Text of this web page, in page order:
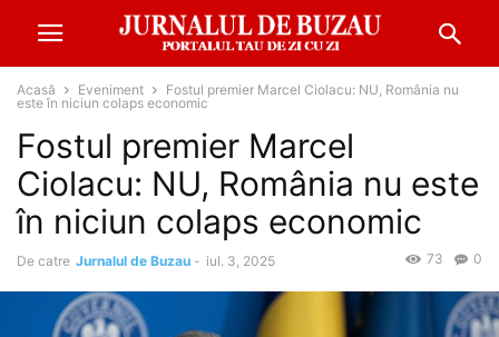
Acasă Eveniment
Fostul premier Marcel Ciolacu: NU, România nu
este în niciun colaps economic
Fostul premier Marcel
Ciolacu: NU, România nu este
în niciun colaps economic
De catre Jurnalul de Buzau - iul. 3, 2025 0
73